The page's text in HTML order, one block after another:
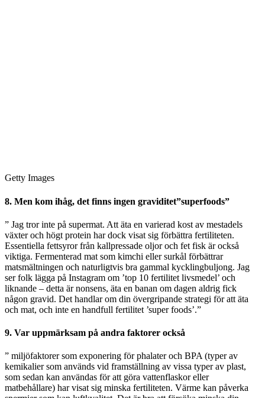
Getty Images
8. Men kom ihåg, det finns ingen graviditet”superfoods”
” Jag tror inte på supermat. Att äta en varierad kost av mestadels
växter och högt protein har dock visat sig förbättra fertiliteten.
Essentiella fettsyror från kallpressade oljor och fet fisk är också
viktiga. Fermenterad mat som kimchi eller surkål förbättrar
matsmältningen och naturligtvis bra gammal kycklingbuljong. Jag
ser folk lägga på Instagram om ’top 10 fertilitet livsmedel’ och
liknande – detta är nonsens, äta en banan om dagen aldrig fick
någon gravid. Det handlar om din övergripande strategi för att äta
och mat, och inte en handfull fertilitet ’super foods’.”
9. Var uppmärksam på andra faktorer också
” miljöfaktorer som exponering för phalater och BPA (typer av
kemikalier som används vid framställning av vissa typer av plast,
som sedan kan användas för att göra vattenflaskor eller
matbehållare) har visat sig minska fertiliteten. Värme kan påverka